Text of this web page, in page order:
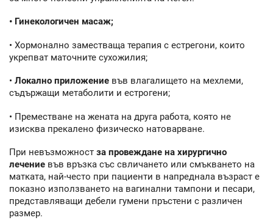
• Гинекологичен масаж;
• Хормонално заместваща терапия с естрегони, които
укрепват маточните сухожилия;
• Локално приложение във влагалището на мехлеми,
съдържащи метаболити и естрогени;
• Преместване на жената на друга работа, която не
изисква прекалено физическо натоварване.
При невъзможност за провеждане на хирургично
лечение във връзка със свличането или смъкването на
матката, най-често при пациенти в напреднала възраст е
показно използването на вагинални тампони и песари,
представляващи дебели гумени пръстени с различен
размер.